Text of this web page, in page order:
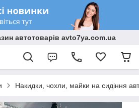
автотоварів avto7ya.com.ua
Накидки, чохли, майки на сидіння